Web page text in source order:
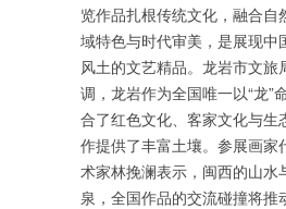
览作品扎根传统文化，融合自
域特色与时代审美，是展现中
风土的文艺精品。龙岩市文旅
调，龙岩作为全国唯一以“龙”
合了红色文化、客家文化与生
作提供了丰富土壤。参展画家
术家林挽澜表示，闽西的山水
泉，全国作品的交流碰撞将推